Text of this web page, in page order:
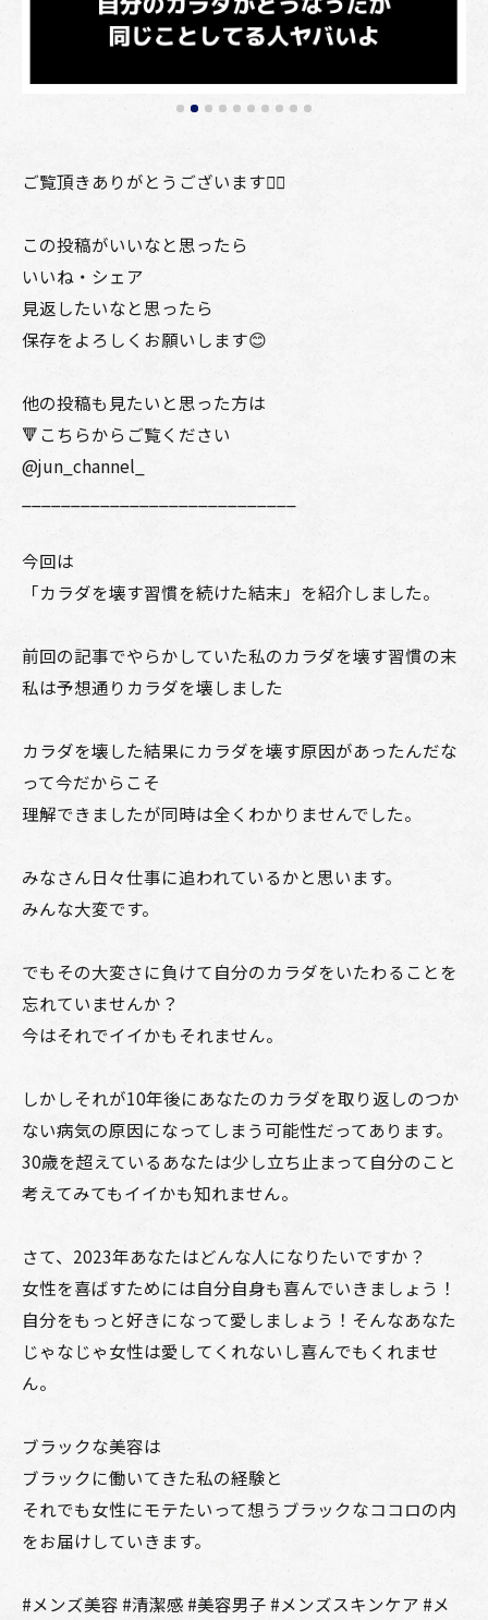
ご覧頂きありがとうございます🙇‍♂️
この投稿がいいなと思ったら
いいね・シェア
見返したいなと思ったら
保存をよろしくお願いします😊
他の投稿も見たいと思った方は
🔻こちらからご覧ください
@jun_channel_
今回は
「カラダを壊す習慣を続けた結末」を紹介しました。
前回の記事でやらかしていた私のカラダを壊す習慣の末
私は予想通りカラダを壊しました
カラダを壊した結果にカラダを壊す原因があったんだな
って今だからこそ
理解できましたが同時は全くわかりませんでした。
みなさん日々仕事に追われているかと思います。
みんな大変です。
でもその大変さに負けて自分のカラダをいたわることを
忘れていませんか？
今はそれでイイかもそれません。
しかしそれが10年後にあなたのカラダを取り返しのつか
ない病気の原因になってしまう可能性だってあります。
30歳を超えているあなたは少し立ち止まって自分のこと
考えてみてもイイかも知れません。
さて、2023年あなたはどんな人になりたいですか？
女性を喜ばすためには自分自身も喜んでいきましょう！
自分をもっと好きになって愛しましょう！そんなあなた
じゃなじゃ女性は愛してくれないし喜んでもくれませ
ん。
ブラックな美容は
ブラックに働いてきた私の経験と
それでも女性にモテたいって想うブラックなココロの内
をお届けしていきます。
#メンズ美容 #清潔感 #美容男子 #メンズスキンケア #メ